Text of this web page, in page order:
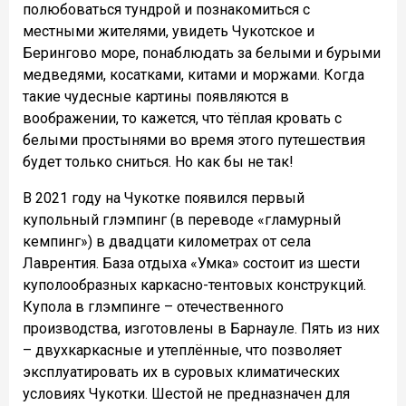
полюбоваться тундрой и познакомиться с
местными жителями, увидеть Чукотское и
Берингово море, понаблюдать за белыми и бурыми
медведями, косатками, китами и моржами. Когда
такие чудесные картины появляются в
воображении, то кажется, что тёплая кровать с
белыми простынями во время этого путешествия
будет только сниться. Но как бы не так!
В 2021 году на Чукотке появился первый
купольный глэмпинг (в переводе «гламурный
кемпинг») в двадцати километрах от села
Лаврентия. База отдыха «Умка» состоит из шести
куполообразных каркасно-тентовых конструкций.
Купола в глэмпинге – отечественного
производства, изготовлены в Барнауле. Пять из них
– двухкаркасные и утеплённые, что позволяет
эксплуатировать их в суровых климатических
условиях Чукотки. Шестой не предназначен для